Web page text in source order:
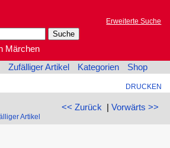
Erweiterte Suche
Märchen
Zufälliger Artikel Kategorien Shop
DRUCKEN
<< Zurück | Vorwärts >>
Artikel